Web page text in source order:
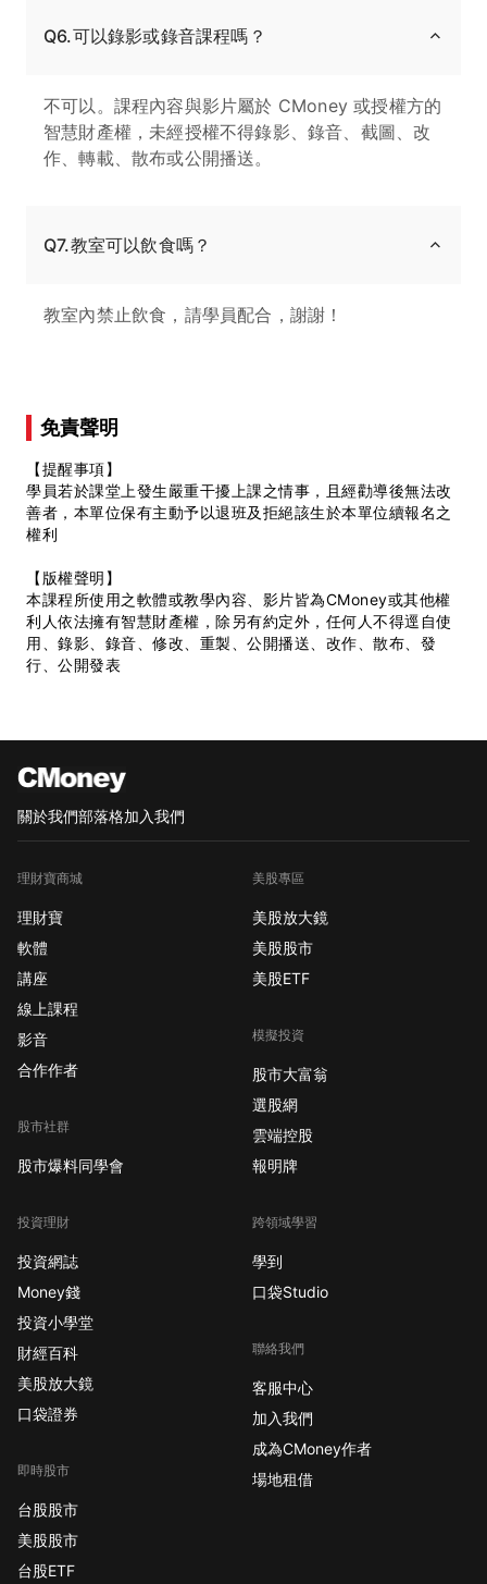
Q6.可以錄影或錄音課程嗎？
不可以。課程內容與影片屬於 CMoney 或授權方的
智慧財產權，未經授權不得錄影、錄音、截圖、改
作、轉載、散布或公開播送。
Q7.教室可以飲食嗎？
教室內禁止飲食，請學員配合，謝謝！
免責聲明
【提醒事項】
學員若於課堂上發生嚴重干擾上課之情事，且經勸導後無法改
善者，本單位保有主動予以退班及拒絕該生於本單位續報名之
權利
【版權聲明】
本課程所使用之軟體或教學內容、影片皆為CMoney或其他權
利人依法擁有智慧財產權，除另有約定外，任何人不得逕自使
用、錄影、錄音、修改、重製、公開播送、改作、散布、發
行、公開發表
關於我們部落格加入我們
理財寶商城
理財寶
軟體
講座
線上課程
影音
合作作者
股市社群
股市爆料同學會
投資理財
投資網誌
Money錢
投資小學堂
財經百科
美股放大鏡
口袋證券
即時股市
台股股市
美股股市
台股ETF
美股專區
美股放大鏡
美股股市
美股ETF
模擬投資
股市大富翁
選股網
雲端控股
報明牌
跨領域學習
學到
口袋Studio
聯絡我們
客服中心
加入我們
成為CMoney作者
場地租借